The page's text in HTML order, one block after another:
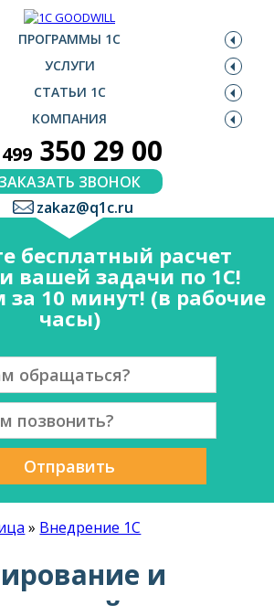
ПРОГРАММЫ 1С
УСЛУГИ
СТАТЬИ 1С
КОМПАНИЯ
350 29 00
ЗАКАЗАТЬ ЗВОНОК
zakaz@q1c.ru
бесплатный расчет
вашей задачи по 1С!
за 10 минут! (в рабочие
часы)
Отправить
» Внедрение 1С
и